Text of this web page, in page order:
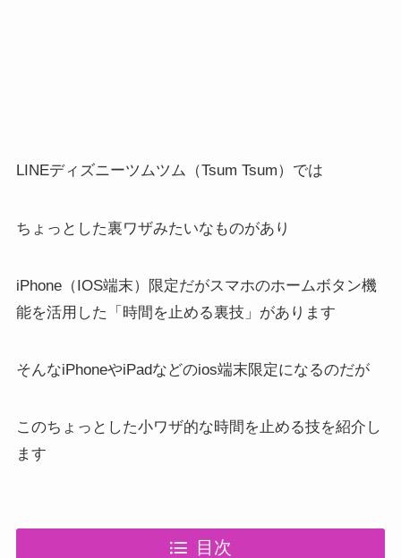
LINEディズニーツムツム（Tsum Tsum）では
ちょっとした裏ワザみたいなものがあり
iPhone（IOS端末）限定だがスマホのホームボタン機
能を活用した「時間を止める裏技」があります
そんなiPhoneやiPadなどのios端末限定になるのだが
このちょっとした小ワザ的な時間を止める技を紹介し
ます
目次